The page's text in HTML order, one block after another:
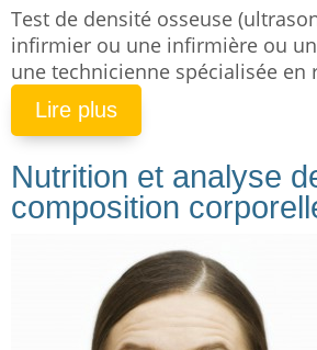
Test de densité osseuse
infirmier ou une infirmière ou
une technicienne spécialisée en
Lire plus
Nutrition et analyse
composition